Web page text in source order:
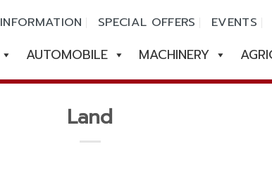
INFORMATION SPECIAL OFFERS EVENTS
AUTOMOBILE MACHINERY
Land